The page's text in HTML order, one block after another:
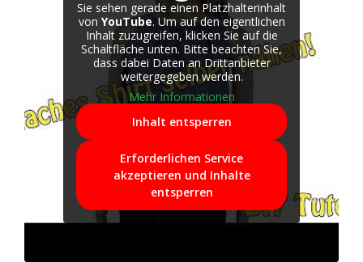
Sie sehen gerade einen Platzhalterinhalt
von YouTube. Um auf den eigentlichen
Inhalt zuzugreifen, klicken Sie auf die
Schaltfläche unten. Bitte beachten Sie,
dass dabei Daten an Drittanbieter
weitergegeben werden.
Mehr Informationen
Inhalt entsperren
Erforderlichen Service
akzeptieren und Inhalte
entsperren